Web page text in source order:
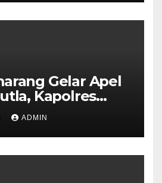
Gelar Apel
Kapolres
dan
Hadapi Musim
ADMIN